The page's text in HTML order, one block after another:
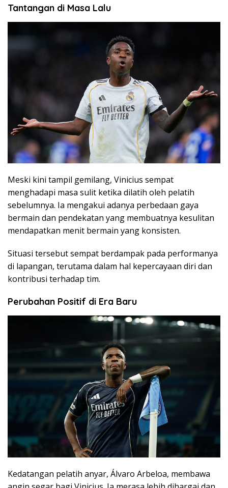
Tantangan di Masa Lalu
Meski kini tampil gemilang, Vinicius sempat
menghadapi masa sulit ketika dilatih oleh pelatih
sebelumnya. Ia mengakui adanya perbedaan gaya
bermain dan pendekatan yang membuatnya kesulitan
mendapatkan menit bermain yang konsisten.
Situasi tersebut sempat berdampak pada performanya
di lapangan, terutama dalam hal kepercayaan diri dan
kontribusi terhadap tim.
Perubahan Positif di Era Baru
Kedatangan pelatih anyar, Álvaro Arbeloa, membawa